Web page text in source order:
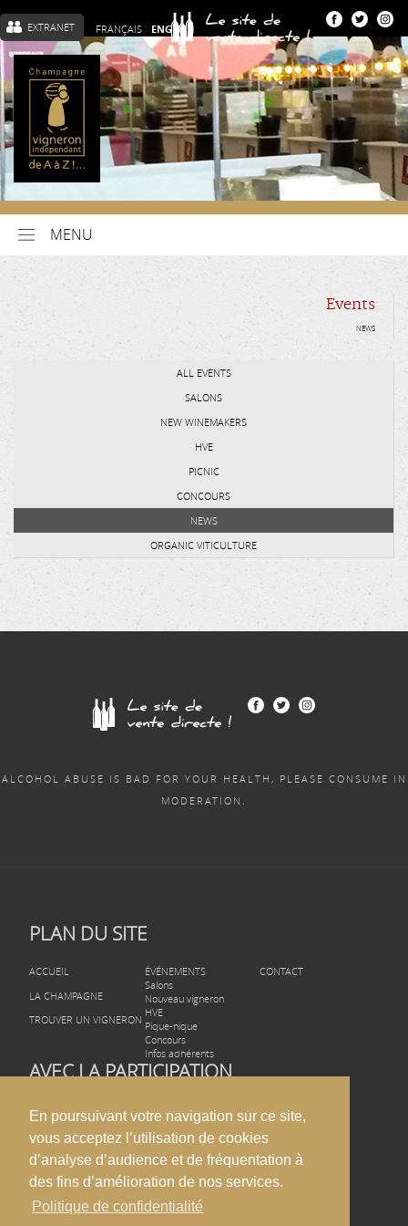
En poursuivant votre navigation sur ce site,
vous acceptez l’utilisation de cookies
d’analyse d’audience et de fréquentation à
des fins d’amélioration de nos services.
Politique de confidentialité
FRANÇAIS ENGLISH
EXTRANET
MENU
ALL EVENTS
SALONS
NEW WINEMAKERS
HVE
PICNIC
CONCOURS
NEWS
ORGANIC VITICULTURE
Events
NEWS
ALCOHOL ABUSE IS BAD FOR YOUR HEALTH, PLEASE CONSUME IN
MODERATION.
PLAN DU SITE
ACCUEIL
LA CHAMPAGNE
TROUVER UN VIGNERON
ÉVÉNEMENTS
Salons
Nouveau vigneron
HVE
Pique-nique
Concours
Infos adhérents
CONTACT
AVEC LA PARTICIPATION